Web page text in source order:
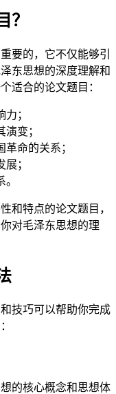
？
要的，它不仅能够引
东思想的深度理解和
适合的论文题目：
；
变；
命的关系；
；
和特点的论文题目，
对毛泽东思想的理
技巧可以帮助你完成
的核心概念和思想体